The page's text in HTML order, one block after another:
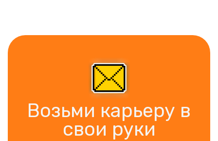
Возьми карьеру в
свои руки